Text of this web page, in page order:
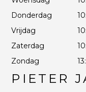
Donderdag
Vrijdag
Zaterdag
Zondag
PIETER